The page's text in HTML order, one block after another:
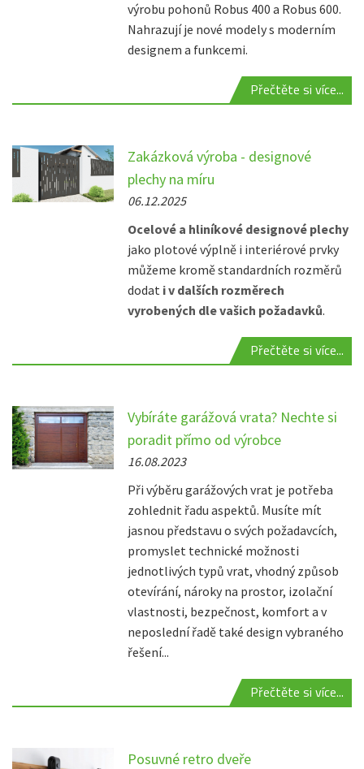
výrobu pohonů Robus 400 a Robus 600.
Nahrazují je nové modely s moderním
designem a funkcemi.
Přečtěte si více...
Zakázková výroba - designové
plechy na míru
06.12.2025
Ocelové a hliníkové designové plechy
jako plotové výplně i interiérové prvky
můžeme kromě standardních rozměrů
dodat i v dalších rozměrech
vyrobených dle vašich požadavků.
Přečtěte si více...
Vybíráte garážová vrata? Nechte si
poradit přímo od výrobce
16.08.2023
Při výběru garážových vrat je potřeba
zohlednit řadu aspektů. Musíte mít
jasnou představu o svých požadavcích,
promyslet technické možnosti
jednotlivých typů vrat, vhodný způsob
otevírání, nároky na prostor, izolační
vlastnosti, bezpečnost, komfort a v
neposlední řadě také design vybraného
řešení...
Přečtěte si více...
Posuvné retro dveře